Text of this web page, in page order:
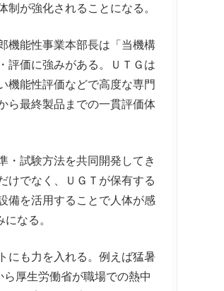
が強化されることになる。
機能性事業本部長は「当機構
評価に強みがある。ＵＴＧは
機能性評価などで高度な専門
ら最終製品までの一貫評価体
試験方法を共同開発してき
けでなく、ＵＧＴが保有する
備を活用することで人体が感
なる。
にも力を入れる。例えば猛暑
厚生労働省が職場での熱中